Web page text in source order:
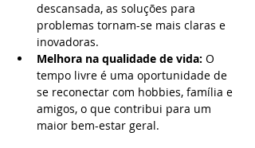
descansada, as soluções para
problemas tornam-se mais claras e
inovadoras.
Melhora na qualidade de vida: O
tempo livre é uma oportunidade de
se reconectar com hobbies, família e
amigos, o que contribui para um
maior bem-estar geral.